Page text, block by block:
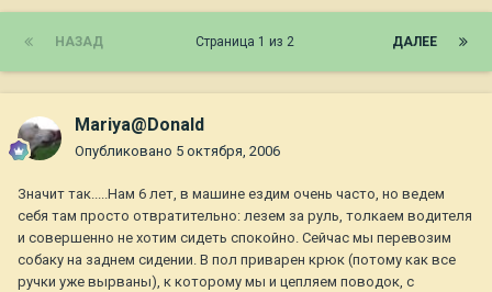
НАЗАД ДАЛЕЕ
Страница 1 из 2
Mariya@Donald
Опубликовано 5 октября, 2006
Значит так.....Нам 6 лет, в машине ездим очень часто, но ведем
себя там просто отвратительно: лезем за руль, толкаем водителя
и совершенно не хотим сидеть спокойно. Сейчас мы перевозим
собаку на заднем сидении. В пол приварен крюк (потому как все
ручки уже вырваны), к которому мы и цепляем поводок, с